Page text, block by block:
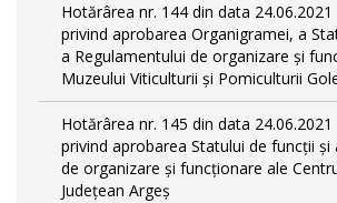
Hotărârea nr. 144 din data
privind aprobarea Organigramei, a
a Regulamentului de organizare și
Muzeului Viticulturii și Pomiculturii
Hotărârea nr. 145 din data
privind aprobarea Statului de funcții și
de organizare și funcționare ale
Județean Argeș